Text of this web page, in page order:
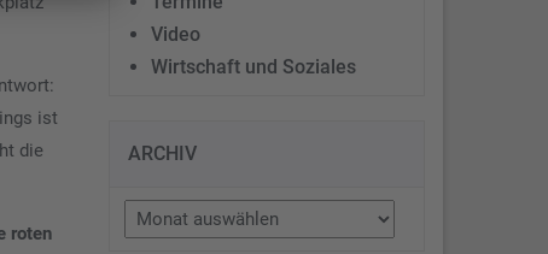
ist
die
roten
Video
Wirtschaft und Soziales
ARCHIV
Archiv